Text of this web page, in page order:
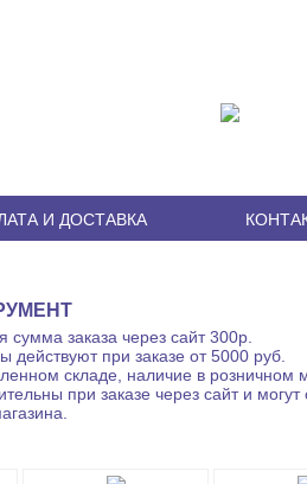
И ДОСТАВКА
заказа через сайт 300р.
действуют при заказе от 5000 руб.
складе, наличие в розничном
при заказе через сайт и могут